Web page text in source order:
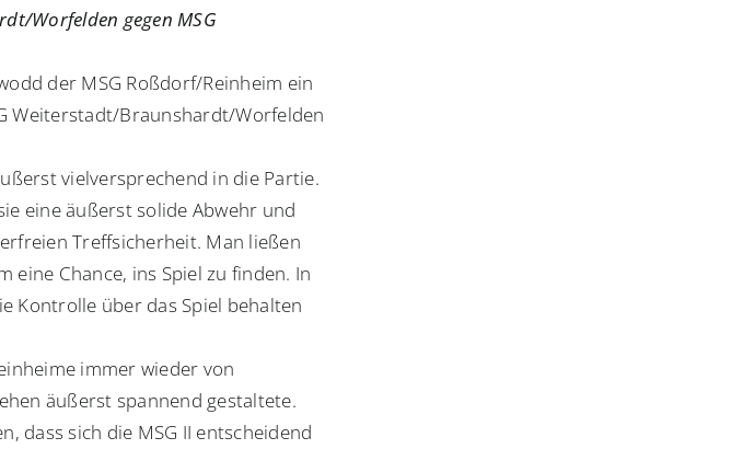
Worfelden gegen MSG
der MSG Roßdorf/Reinheim ein
Weiterstadt/Braunshardt/Worfelden
vielversprechend in die Partie.
eine äußerst solide Abwehr und
Treffsicherheit. Man ließen
eine Chance, ins Spiel zu finden. In
Kontrolle über das Spiel behalten
immer wieder von
äußerst spannend gestaltete.
dass sich die MSG II entscheidend